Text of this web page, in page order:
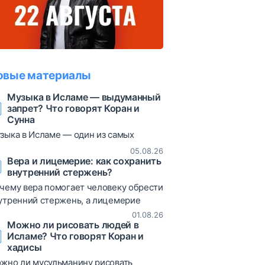
материалы
Музыка в Исламе — выдуманный
запрет? Что говорят Коран и
Сунна
в Исламе — один из самых
коранические аяты, хадисы
богословские мнения,
объективно взглянуть на
вопрос.
05.08.26
Вера и лицемерие: как сохранить
внутренний стержень?
вера помогает человеку обрести
стержень, а лицемерие
к постоянным сомнениям и
В статье рассматриваются
Корана, хадисы и богословские
о природе лицемерия,
01.08.26
Можно ли рисовать людей в
Исламе? Что говорят Коран и
хадисы
ли мусульманину рисовать